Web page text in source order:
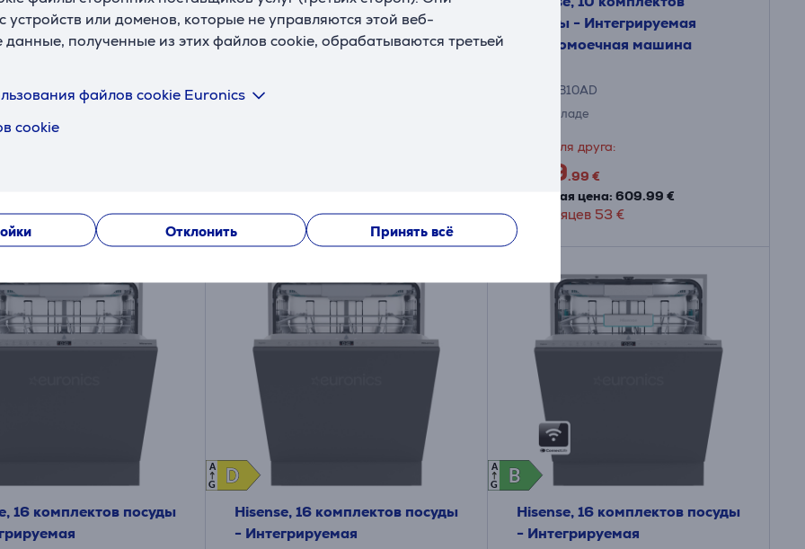
устройств или доменов, которые не управляются этой веб-
данные, полученные из этих файлов cookie, обрабатываются третьей
файлов cookie Euronics
cookie
Отклонить Принять всё
машина
48 €
лист
комплектов посуды, ширина
59,6 см- Интегрируемая
GI9200A2SN
10 месяцев 90 €
Информационный лист
посуды - Интегрируемая
посудомоечная машина
HV583B10AD
На складе
Цена для друга:
499.99 €
Обычная цена: 609.99 €
10 месяцев 53 €
16 комплектов посуды
D
D
A
G
Hisense, 16 комплектов посуды
- Интегрируемая
B
B
A
G
Hisense, 16 комплектов посуды
- Интегрируемая